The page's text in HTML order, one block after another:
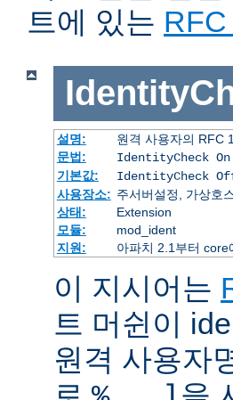
트에 있는
설명:
원격 사용자의 RFC
문법:
IdentityCheck
기본값:
IdentityCheck
사용장소: 주서버설정, 가상호
상태:
Extension
모듈:
mod_ident
지원:
아파치 2.1부터 core
이 지시어는
트 머쉰이
원격 사용자